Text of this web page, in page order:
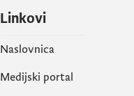
Linkovi
Naslovnica
Medijski portal